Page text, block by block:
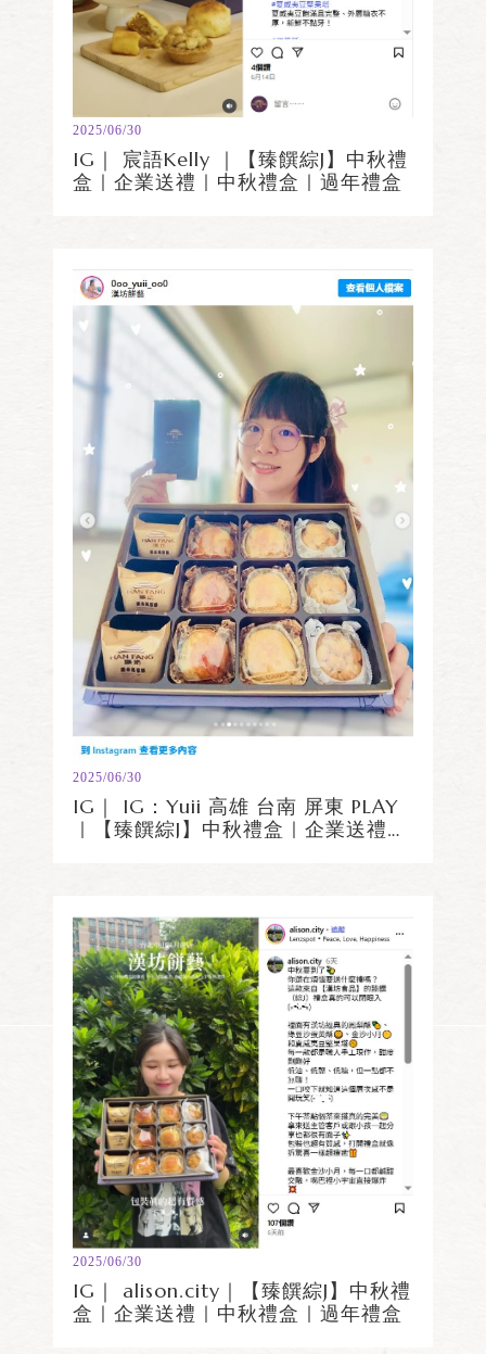
2025/06/30
IG｜ 宸語Kelly ｜【臻饌綜J】中秋禮
盒｜企業送禮｜中秋禮盒｜過年禮盒
2025/06/30
IG｜ IG：Yuii 高雄 台南 屏東 PLAY
｜【臻饌綜J】中秋禮盒｜企業送禮｜
2025/06/30
IG｜ alison.city｜【臻饌綜J】中秋禮
盒｜企業送禮｜中秋禮盒｜過年禮盒